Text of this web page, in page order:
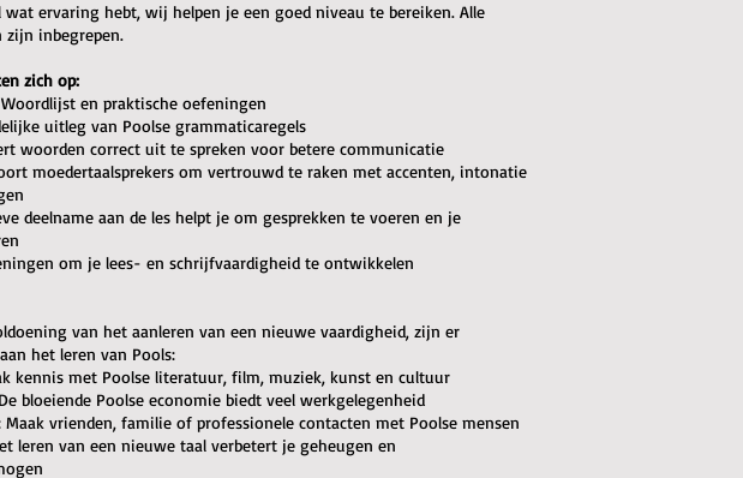
ervaring hebt, wij helpen je een goed niveau te bereiken. Alle
zijn inbegrepen.
zich op:
en praktische oefeningen
uitleg van Poolse grammaticaregels
woorden correct uit te spreken voor betere communicatie
moedertaalsprekers om vertrouwd te raken met accenten, intonatie
deelname aan de les helpt je om gesprekken te voeren en je
om je lees- en schrijfvaardigheid te ontwikkelen
van het aanleren van een nieuwe vaardigheid, zijn er
het leren van Pools:
kennis met Poolse literatuur, film, muziek, kunst en cultuur
bloeiende Poolse economie biedt veel werkgelegenheid
Maak vrienden, familie of professionele contacten met Poolse mensen
leren van een nieuwe taal verbetert je geheugen en